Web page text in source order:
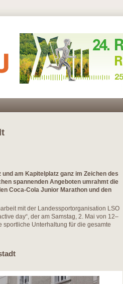
am Kapitelplatz ganz im Zeichen des
spannenden Angeboten umrahmt die
Coca-Cola Junior Marathon und den
mit der Landessportorganisation LSO
day“, der am Samstag, 2. Mai von 12–
sportliche Unterhaltung für die gesamte